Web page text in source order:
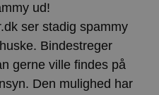
ud!
ser stadig spammy
Bindestreger
gerne ville findes på
Den mulighed har